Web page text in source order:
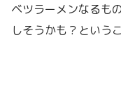
ベツラーメンなるも
しそうかも？という